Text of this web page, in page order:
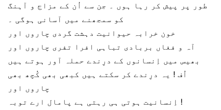
طور پر پیش کر رہا ہوں ۔ جن سے اُن کے مزاج و آہنگ
کو سمجھنے میں آسانی ہوگی ۔
خون خرابہ حیوانیت دہشت گردی چاروں اور
آہ و فغاں بربادی تباہی افرا تفری چاروں اور
بھیس میں اِنسانوں کے درِندے حملہ آور ہوتے ہیں
اُف ! یہ درِندے کر سکتے ہیں کبھی بھی کُچھ بھی
چاروں اور
اِنسانیت ہوتی ہی رہتی ہے پامال ارے توبہ !